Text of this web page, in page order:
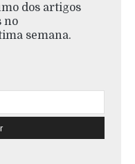
dos artigos
no
semana.